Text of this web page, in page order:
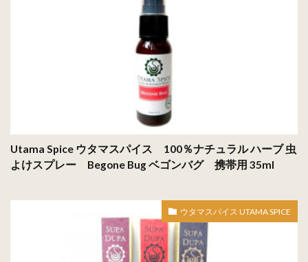
Utama Spice ウタマスパイス 100％ナチュラル ハーブ 虫
よけスプレー Begone Bug ベゴンバグ 携帯用 35ml
ウタマスパイス UTAMA SPICE